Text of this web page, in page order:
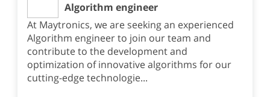
Algorithm engineer
At Maytronics, we are seeking an experienced
Algorithm engineer to join our team and
contribute to the development and
optimization of innovative algorithms for our
cutting-edge technologie...